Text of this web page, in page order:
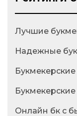
Лучшие
Надежные
Онлайн бк с